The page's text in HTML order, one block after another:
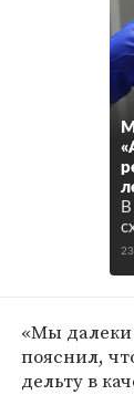
«Мы далеки
пояснил,
дельту в